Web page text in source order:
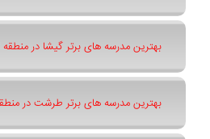
بهترین مدرسه های برتر گیشا در منطقه 2
بهترین مدرسه های برتر طرشت در